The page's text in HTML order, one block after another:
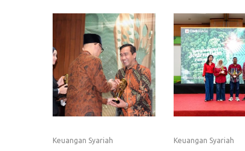
Keuangan Syariah Keuangan Syariah